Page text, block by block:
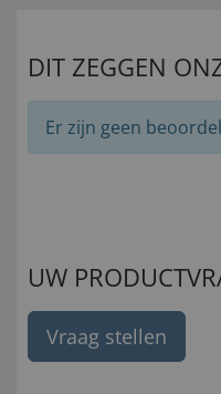
DIT ZEGGEN
Er zijn geen
UW
Vraag stellen